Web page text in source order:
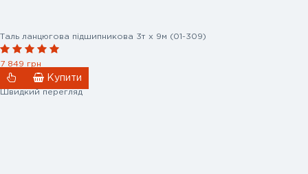
Таль ланцюгова підшипникова 3т х 9м (01-309)
7 849 грн
Купити
Швидкий перегляд